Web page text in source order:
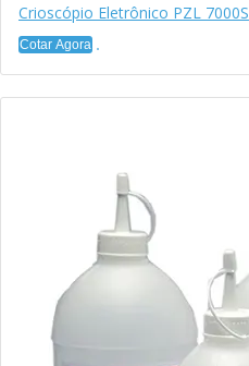
Crioscópio Eletrônico PZL 7000S
Cotar Agora